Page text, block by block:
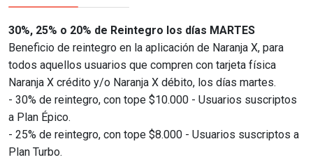
30%, 25% o 20% de Reintegro los días MARTES
Beneficio de reintegro en la aplicación de Naranja X, para
todos aquellos usuarios que compren con tarjeta física
Naranja X crédito y/o Naranja X débito, los días martes.
- 30% de reintegro, con tope $10.000 - Usuarios suscriptos
a Plan Épico.
- 25% de reintegro, con tope $8.000 - Usuarios suscriptos a
Plan Turbo.